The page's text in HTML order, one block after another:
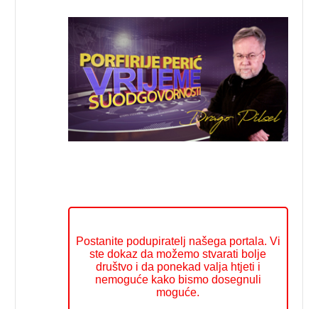
Postanite podupiratelj našega portala. Vi
ste dokaz da možemo stvarati bolje
društvo i da ponekad valja htjeti i
nemoguće kako bismo dosegnuli
moguće.